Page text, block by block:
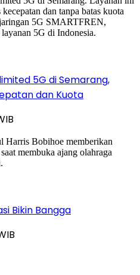
5G di Semarang,
dan Kuota
Bikin Bangga